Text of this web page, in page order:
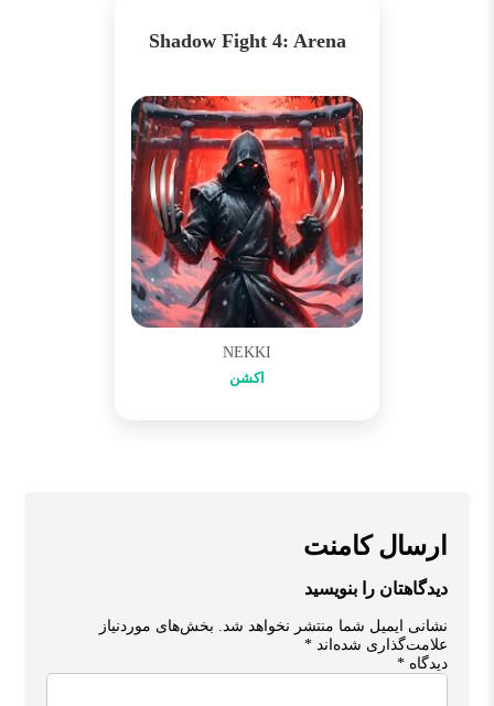
Shadow Fight 4: Arena
NEKKI
اکشن
ارسال کامنت
دیدگاهتان را بنویسید
نشانی ایمیل شما منتشر نخواهد شد. بخش‌های موردنیاز
علامت‌گذاری شده‌اند*
دیدگاه*